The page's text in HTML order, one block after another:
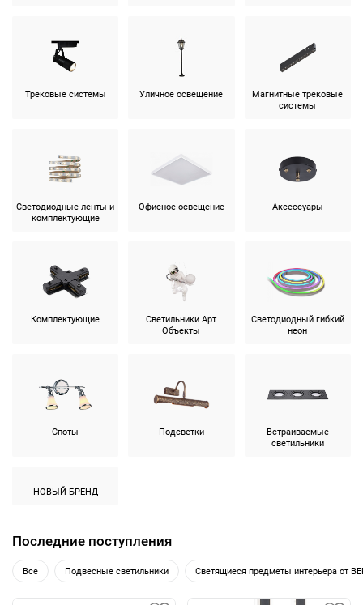
Трековые системы Уличное освещение
Магнитные трековые
системы
Светодиодные ленты и
комплектующие
Офисное освещение Аксессуары
Комплектующие
Светильники Арт
Объекты
Светодиодный гибкий
неон
Споты Подсветки
Встраиваемые
светильники
НОВЫЙ БРЕНД
Последние поступления
Все Подвесные светильники Светящиеся предметы интерьера от